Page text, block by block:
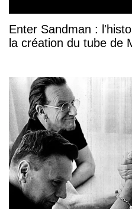
Enter Sandman :
la création du tube de